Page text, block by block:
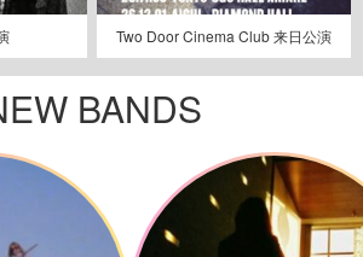
Two Door Cinema Club 来日公演
BANDS